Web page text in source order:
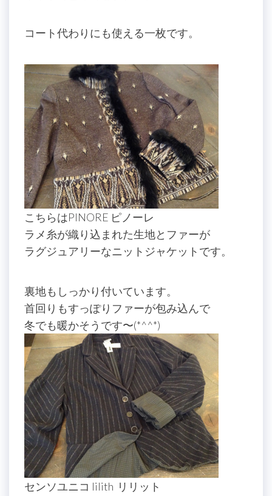
コート代わりにも使える一枚です。
こちらはPINORE ピノーレ
ラメ糸が織り込まれた生地とファーが
ラグジュアリーなニットジャケットです。
裏地もしっかり付いています。
首回りもすっぽりファーが包み込んで
冬でも暖かそうです〜(*^^*)
センソユニコ lilith リリット